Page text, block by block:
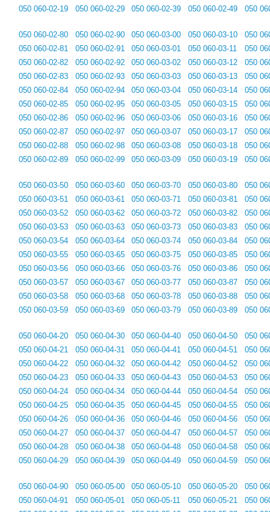
050 060-02-19
050 060-02-29
050 060-02-39
050 060-02-49
050
050 060-02-80
050 060-02-81
050 060-02-82
050 060-02-83
050 060-02-84
050 060-02-85
050 060-02-86
050 060-02-87
050 060-02-88
050 060-02-89
050 060-02-90
050 060-02-91
050 060-02-92
050 060-02-93
050 060-02-94
050 060-02-95
050 060-02-96
050 060-02-97
050 060-02-98
050 060-02-99
050 060-03-00
050 060-03-01
050 060-03-02
050 060-03-03
050 060-03-04
050 060-03-05
050 060-03-06
050 060-03-07
050 060-03-08
050 060-03-09
050 060-03-10
050 060-03-11
050 060-03-12
050 060-03-13
050 060-03-14
050 060-03-15
050 060-03-16
050 060-03-17
050 060-03-18
050 060-03-19
050
050
050
050
050
050
050
050
050
050
050 060-03-50
050 060-03-51
050 060-03-52
050 060-03-53
050 060-03-54
050 060-03-55
050 060-03-56
050 060-03-57
050 060-03-58
050 060-03-59
050 060-03-60
050 060-03-61
050 060-03-62
050 060-03-63
050 060-03-64
050 060-03-65
050 060-03-66
050 060-03-67
050 060-03-68
050 060-03-69
050 060-03-70
050 060-03-71
050 060-03-72
050 060-03-73
050 060-03-74
050 060-03-75
050 060-03-76
050 060-03-77
050 060-03-78
050 060-03-79
050 060-03-80
050 060-03-81
050 060-03-82
050 060-03-83
050 060-03-84
050 060-03-85
050 060-03-86
050 060-03-87
050 060-03-88
050 060-03-89
050
050
050
050
050
050
050
050
050
050
050 060-04-20
050 060-04-21
050 060-04-22
050 060-04-23
050 060-04-24
050 060-04-25
050 060-04-26
050 060-04-27
050 060-04-28
050 060-04-29
050 060-04-30
050 060-04-31
050 060-04-32
050 060-04-33
050 060-04-34
050 060-04-35
050 060-04-36
050 060-04-37
050 060-04-38
050 060-04-39
050 060-04-40
050 060-04-41
050 060-04-42
050 060-04-43
050 060-04-44
050 060-04-45
050 060-04-46
050 060-04-47
050 060-04-48
050 060-04-49
050 060-04-50
050 060-04-51
050 060-04-52
050 060-04-53
050 060-04-54
050 060-04-55
050 060-04-56
050 060-04-57
050 060-04-58
050 060-04-59
050
050
050
050
050
050
050
050
050
050
050 060-04-90
050 060-04-91
050 060-05-00
050 060-05-01
050 060-05-10
050 060-05-11
050 060-05-20
050 060-05-21
050
050